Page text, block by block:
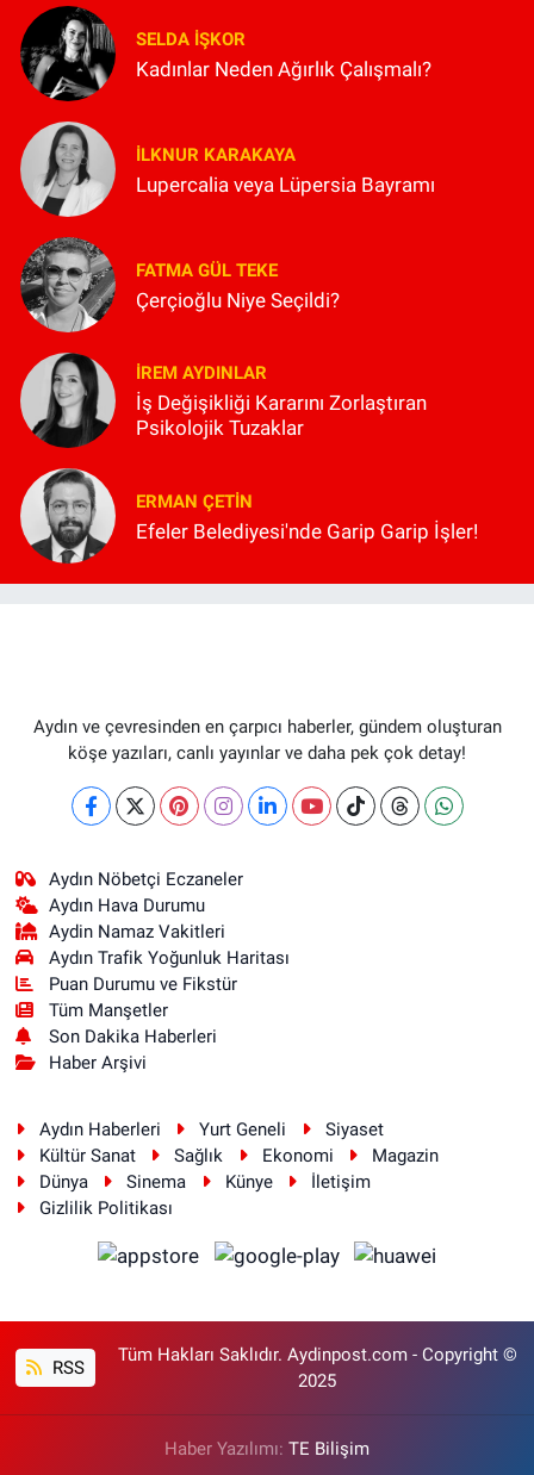
SELDA İŞKOR
Kadınlar Neden Ağırlık Çalışmalı?
İLKNUR KARAKAYA
Lupercalia veya Lüpersia Bayramı
FATMA GÜL TEKE
Çerçioğlu Niye Seçildi?
İREM AYDINLAR
İş Değişikliği Kararını Zorlaştıran
Psikolojik Tuzaklar
ERMAN ÇETIN
Efeler Belediyesi'nde Garip Garip İşler!
Aydın ve çevresinden en çarpıcı haberler, gündem oluşturan
köşe yazıları, canlı yayınlar ve daha pek çok detay!
Aydın Nöbetçi Eczaneler
Aydın Hava Durumu
Aydin Namaz Vakitleri
Aydın Trafik Yoğunluk Haritası
Puan Durumu ve Fikstür
Tüm Manşetler
Son Dakika Haberleri
Haber Arşivi
Aydın Haberleri Yurt Geneli
Siyaset
Kültür Sanat
Sağlık Ekonomi
Magazin
Dünya
Sinema Künye
İletişim
Gizlilik Politikası
RSS
Tüm Hakları Saklıdır. Aydinpost.com - Copyright ©
2025
Haber Yazılımı: TE Bilişim